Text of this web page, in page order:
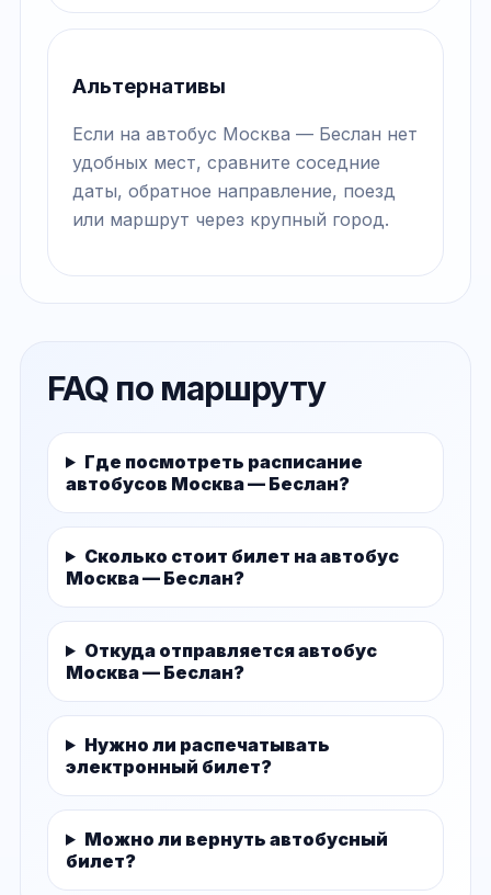
Альтернативы
Если на автобус Москва — Беслан нет
удобных мест, сравните соседние
даты, обратное направление, поезд
или маршрут через крупный город.
FAQ по маршруту
Где посмотреть расписание
автобусов Москва — Беслан?
Сколько стоит билет на автобус
Москва — Беслан?
Откуда отправляется автобус
Москва — Беслан?
Нужно ли распечатывать
электронный билет?
Можно ли вернуть автобусный
билет?